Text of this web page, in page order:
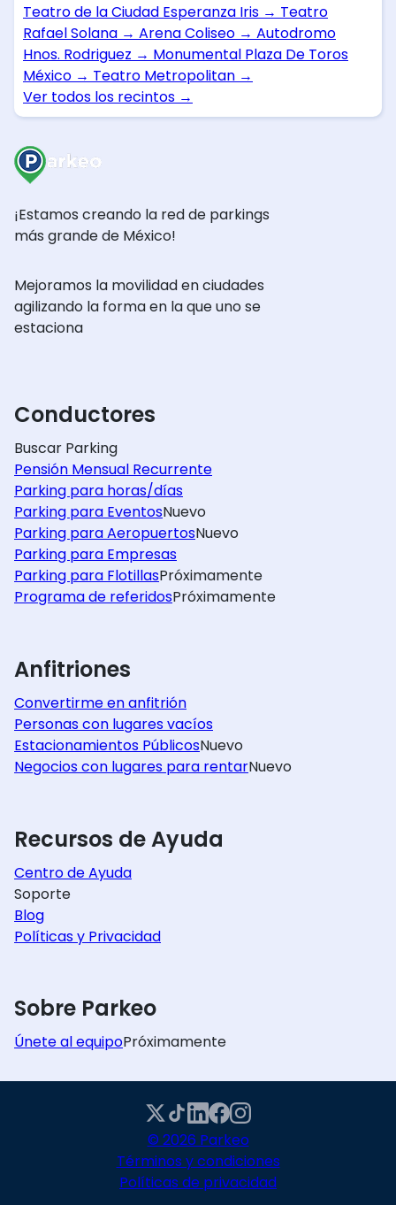
Teatro de la Ciudad Esperanza Iris → Teatro
Rafael Solana → Arena Coliseo → Autodromo
Hnos. Rodriguez → Monumental Plaza De Toros
México → Teatro Metropolitan →
Ver todos los recintos →
¡Estamos creando la red de parkings
más grande de México!
Mejoramos la movilidad en ciudades
agilizando la forma en la que uno se
estaciona
Conductores
Buscar Parking
Pensión Mensual Recurrente
Parking para horas/días
Parking para EventosNuevo
Parking para AeropuertosNuevo
Parking para Empresas
Parking para FlotillasPróximamente
Programa de referidosPróximamente
Anfitriones
Convertirme en anfitrión
Personas con lugares vacíos
Estacionamientos PúblicosNuevo
Negocios con lugares para rentarNuevo
Recursos de Ayuda
Centro de Ayuda
Soporte
Blog
Políticas y Privacidad
Sobre Parkeo
Únete al equipoPróximamente
© 2026 Parkeo
Términos y condiciones
Políticas de privacidad